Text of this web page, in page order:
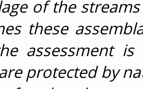
of the
these
assessment
protected by